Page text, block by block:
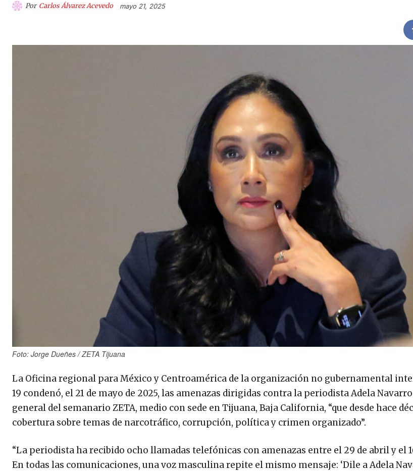
Por Carlos Álvarez Acevedo mayo 21, 2025
Foto: Jorge Dueñes / ZETA Tijuana
La Oficina regional para México y Centroamérica de la organización no gubernamental
19 condenó, el 21 de mayo de 2025, las amenazas dirigidas contra la periodista Adela
general del semanario ZETA, medio con sede en Tijuana, Baja California, “que desde hace
cobertura sobre temas de narcotráfico, corrupción, política y crimen organizado”.
“La periodista ha recibido ocho llamadas telefónicas con amenazas entre el 29 de abril y el
En todas las comunicaciones, una voz masculina repite el mismo mensaje: ‘Dile a Adela